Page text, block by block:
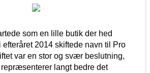
som en lille butik der hed
efteråret 2014 skiftede navn til Pro
var en stor og svær beslutning,
langt bedre det